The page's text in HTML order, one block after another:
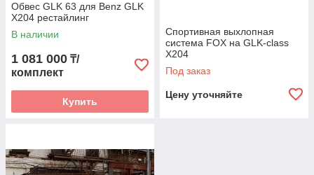
Обвес GLK 63 для Benz GLK
X204 рестайлинг
В наличии
1 081 000 ₸/
комплект
Купить
Спортивная выхлопная
система FOX на GLK-class
X204
Под заказ
Цену уточняйте